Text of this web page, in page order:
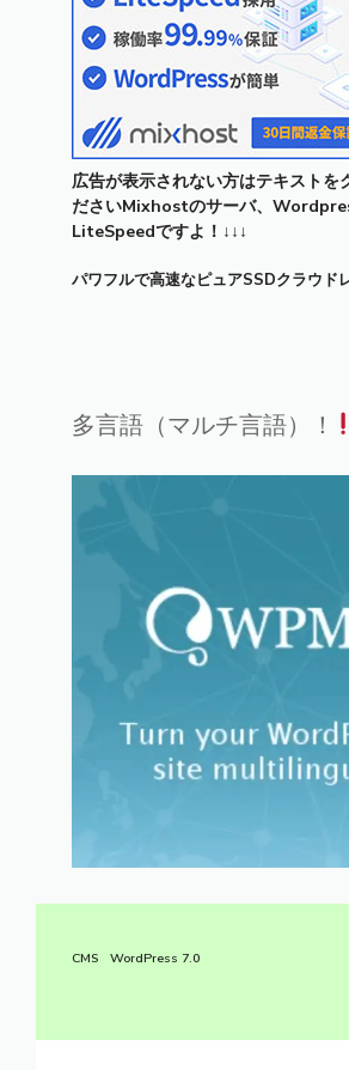
広告が表示されない方はテキストを
ださいMixhostのサーバ、
LiteSpeedですよ！↓↓↓
パワフルで高速なピュアSSDクラウド
多言語（マルチ言語）！
CMS WordPress 7.0